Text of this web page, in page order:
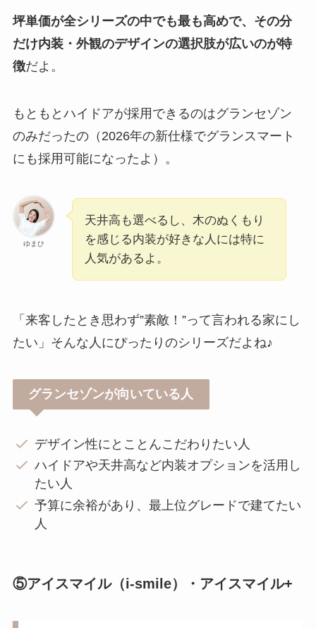
坪単価が全シリーズの中でも最も高めで、その分
だけ内装・外観のデザインの選択肢が広いのが特
徴だよ。
もともとハイドアが採用できるのはグランセゾン
のみだったの（2026年の新仕様でグランスマート
にも採用可能になったよ）。
ゆまひ
天井高も選べるし、木のぬくもり
を感じる内装が好きな人には特に
人気があるよ。
「来客したとき思わず”素敵！”って言われる家にし
たい」そんな人にぴったりのシリーズだよね♪
グランセゾンが向いている人
デザイン性にとことんこだわりたい人
ハイドアや天井高など内装オプションを活用し
たい人
予算に余裕があり、最上位グレードで建てたい
人
⑤アイスマイル（i-smile）・アイスマイル+